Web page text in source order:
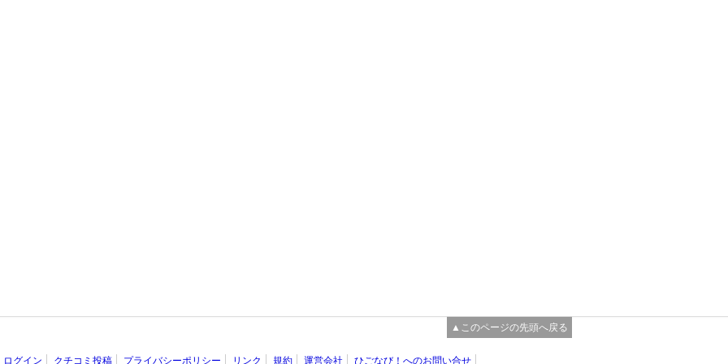
▲このページの先頭へ戻る
ログイン クチコミ投稿 プライバシーポリシー リンク 規約 運営会社 ひごなび！へのお問い合せ